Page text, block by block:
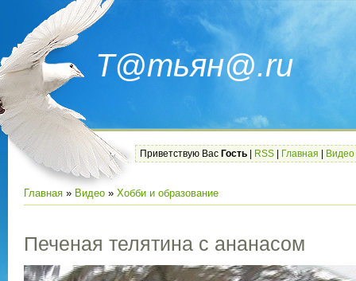
Т@тьян@.ru
Приветствую Вас Гость RSS Главная Видео
Главная » Видео » Хобби и образование
Печеная телятина с ананасом